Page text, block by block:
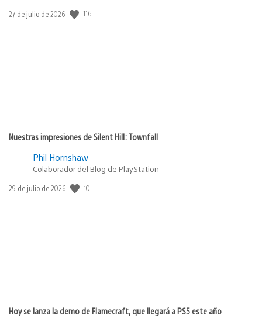
Fecha
27 de julio de 2026 116
Nuestras impresiones de Silent Hill: Townfall
Phil Hornshaw
Colaborador del Blog de PlayStation
Fecha
29 de julio de 2026 10
Hoy se lanza la demo de Flamecraft, que llegará a PS5 este año